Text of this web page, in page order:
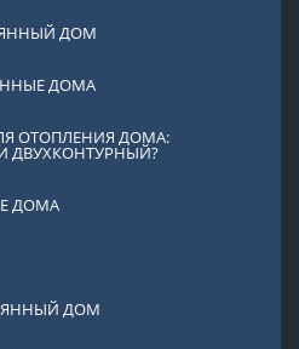
ДОМ
ДОМА
ОТОПЛЕНИЯ ДОМА:
ДВУХКОНТУРНЫЙ?
ДОМА
ДОМ